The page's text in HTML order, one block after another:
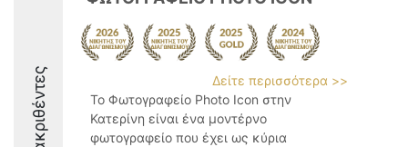
Διακριθέντες
Δείτε περισσότερα >>
Το Φωτογραφείο Photo Icon στην
Κατερίνη είναι ένα μοντέρνο
φωτογραφείο που έχει ως κύρια